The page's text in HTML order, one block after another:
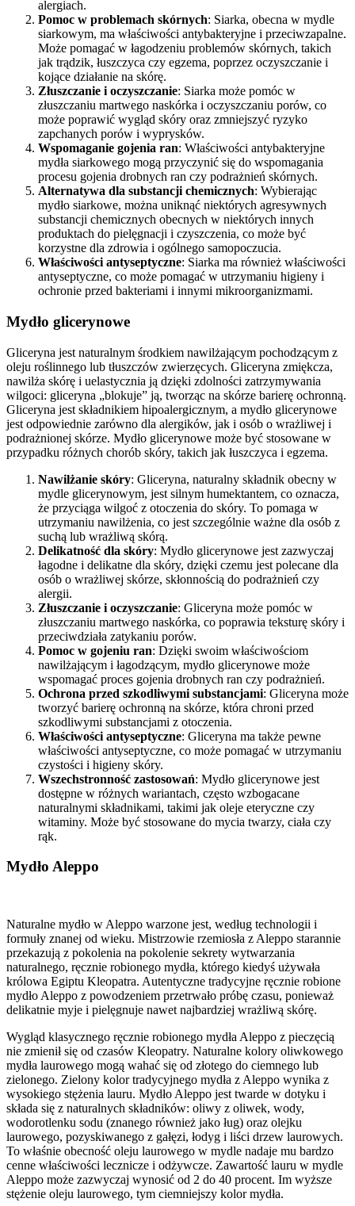
alergiach.
Pomoc w problemach skórnych: Siarka, obecna w mydle
siarkowym, ma właściwości antybakteryjne i przeciwzapalne.
Może pomagać w łagodzeniu problemów skórnych, takich
jak trądzik, łuszczyca czy egzema, poprzez oczyszczanie i
kojące działanie na skórę.
Złuszczanie i oczyszczanie: Siarka może pomóc w
złuszczaniu martwego naskórka i oczyszczaniu porów, co
może poprawić wygląd skóry oraz zmniejszyć ryzyko
zapchanych porów i wyprysków.
Wspomaganie gojenia ran: Właściwości antybakteryjne
mydła siarkowego mogą przyczynić się do wspomagania
procesu gojenia drobnych ran czy podrażnień skórnych.
Alternatywa dla substancji chemicznych: Wybierając
mydło siarkowe, można uniknąć niektórych agresywnych
substancji chemicznych obecnych w niektórych innych
produktach do pielęgnacji i czyszczenia, co może być
korzystne dla zdrowia i ogólnego samopoczucia.
Właściwości antyseptyczne: Siarka ma również właściwości
antyseptyczne, co może pomagać w utrzymaniu higieny i
ochronie przed bakteriami i innymi mikroorganizmami.
Mydło glicerynowe
Gliceryna jest naturalnym środkiem nawilżającym pochodzącym z
oleju roślinnego lub tłuszczów zwierzęcych. Gliceryna zmiękcza,
nawilża skórę i uelastycznia ją dzięki zdolności zatrzymywania
wilgoci: gliceryna „blokuje” ją, tworząc na skórze barierę ochronną.
Gliceryna jest składnikiem hipoalergicznym, a mydło glicerynowe
jest odpowiednie zarówno dla alergików, jak i osób o wrażliwej i
podrażnionej skórze. Mydło glicerynowe może być stosowane w
przypadku różnych chorób skóry, takich jak łuszczyca i egzema.
Nawilżanie skóry: Gliceryna, naturalny składnik obecny w
mydle glicerynowym, jest silnym humektantem, co oznacza,
że przyciąga wilgoć z otoczenia do skóry. To pomaga w
utrzymaniu nawilżenia, co jest szczególnie ważne dla osób z
suchą lub wrażliwą skórą.
Delikatność dla skóry: Mydło glicerynowe jest zazwyczaj
łagodne i delikatne dla skóry, dzięki czemu jest polecane dla
osób o wrażliwej skórze, skłonnością do podrażnień czy
alergii.
Złuszczanie i oczyszczanie: Gliceryna może pomóc w
złuszczaniu martwego naskórka, co poprawia teksturę skóry i
przeciwdziała zatykaniu porów.
Pomoc w gojeniu ran: Dzięki swoim właściwościom
nawilżającym i łagodzącym, mydło glicerynowe może
wspomagać proces gojenia drobnych ran czy podrażnień.
Ochrona przed szkodliwymi substancjami: Gliceryna może
tworzyć barierę ochronną na skórze, która chroni przed
szkodliwymi substancjami z otoczenia.
Właściwości antyseptyczne: Gliceryna ma także pewne
właściwości antyseptyczne, co może pomagać w utrzymaniu
czystości i higieny skóry.
Wszechstronność zastosowań: Mydło glicerynowe jest
dostępne w różnych wariantach, często wzbogacane
naturalnymi składnikami, takimi jak oleje eteryczne czy
witaminy. Może być stosowane do mycia twarzy, ciała czy
rąk.
Mydło Aleppo
Naturalne mydło w Aleppo warzone jest, według technologii i
formuły znanej od wieku. Mistrzowie rzemiosła z Aleppo starannie
przekazują z pokolenia na pokolenie sekrety wytwarzania
naturalnego, ręcznie robionego mydła, którego kiedyś używała
królowa Egiptu Kleopatra. Autentyczne tradycyjne ręcznie robione
mydło Aleppo z powodzeniem przetrwało próbę czasu, ponieważ
delikatnie myje i pielęgnuje nawet najbardziej wrażliwą skórę.
Wygląd klasycznego ręcznie robionego mydła Aleppo z pieczęcią
nie zmienił się od czasów Kleopatry. Naturalne kolory oliwkowego
mydła laurowego mogą wahać się od złotego do ciemnego lub
zielonego. Zielony kolor tradycyjnego mydła z Aleppo wynika z
wysokiego stężenia lauru. Mydło Aleppo jest twarde w dotyku i
składa się z naturalnych składników: oliwy z oliwek, wody,
wodorotlenku sodu (znanego również jako ług) oraz olejku
laurowego, pozyskiwanego z gałęzi, łodyg i liści drzew laurowych.
To właśnie obecność oleju laurowego w mydle nadaje mu bardzo
cenne właściwości lecznicze i odżywcze. Zawartość lauru w mydle
Aleppo może zazwyczaj wynosić od 2 do 40 procent. Im wyższe
stężenie oleju laurowego, tym ciemniejszy kolor mydła.